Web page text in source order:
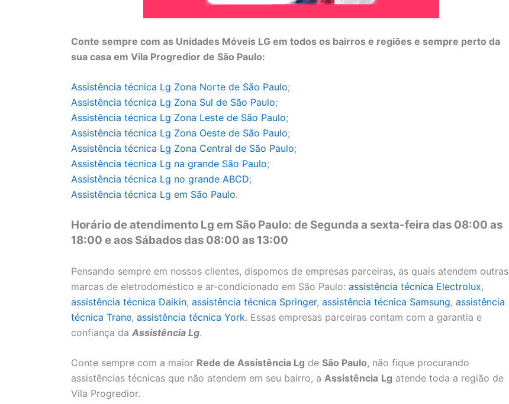
Conte sempre com as Unidades Móveis LG em todos os bairros e regiões e sempre perto da
sua casa em Vila Progredior de São Paulo:
Assistência técnica Lg Zona Norte de São Paulo;
Assistência técnica Lg Zona Sul de São Paulo;
Assistência técnica Lg Zona Leste de São Paulo;
Assistência técnica Lg Zona Oeste de São Paulo;
Assistência técnica Lg Zona Central de São Paulo;
Assistência técnica Lg na grande São Paulo;
Assistência técnica Lg no grande ABCD;
Assistência técnica Lg em São Paulo.
Horário de atendimento Lg em São Paulo: de Segunda a sexta-feira das 08:00 as
18:00 e aos Sábados das 08:00 as 13:00
Pensando sempre em nossos clientes, dispomos de empresas parceiras, as quais atendem outras
marcas de eletrodoméstico e ar-condicionado em São Paulo: assistência técnica Electrolux,
assistência técnica Daikin, assistência técnica Springer, assistência técnica Samsung, assistência
técnica Trane, assistência técnica York. Essas empresas parceiras contam com a garantia e
confiança da Assistência Lg.
Conte sempre com a maior Rede de Assistência Lg de São Paulo, não fique procurando
assistências técnicas que não atendem em seu bairro, a Assistência Lg atende toda a região de
Vila Progredior.